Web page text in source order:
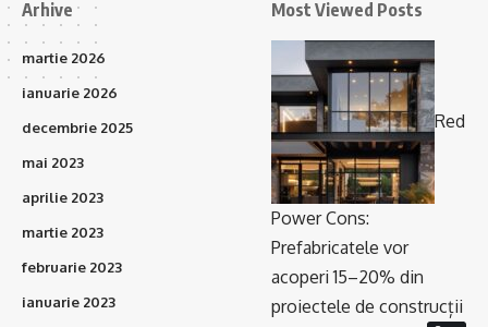
Arhive
martie 2026
ianuarie 2026
decembrie 2025
mai 2023
aprilie 2023
martie 2023
februarie 2023
ianuarie 2023
Most Viewed Posts
Red
Power Cons:
Prefabricatele vor
acoperi 15–20% din
proiectele de construcții